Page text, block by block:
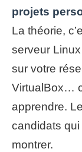
projets
La théorie,
serveur
sur votre
VirtualBox…
apprendre.
candidats
montrer.